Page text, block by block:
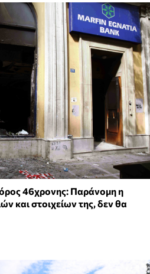
46χρονης: Παράνομη η
και στοιχείων της, δεν θα